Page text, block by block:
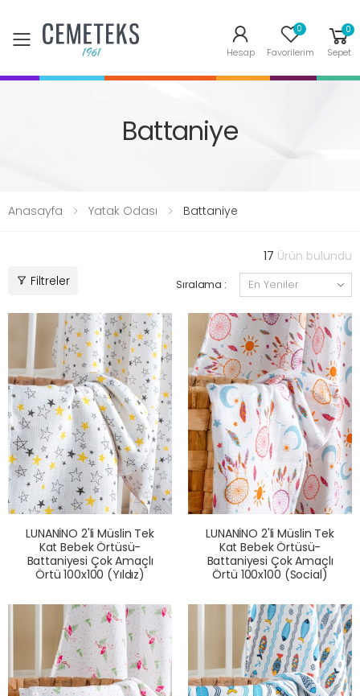
Toggle mobile menu
Hesap
0
Favorilerim
0
Sepet
Battaniye
Anasayfa Yatak Odası Battaniye
17 Ürün bulundu
Sıralama :
LUNANİNO 2'li Müslin Tek
Kat Bebek Örtüsü-
Battaniyesi Çok Amaçlı
Örtü 100x100 (Yıldız)
LUNANİNO 2'li Müslin Tek
Kat Bebek Örtüsü-
Battaniyesi Çok Amaçlı
Örtü 100x100 (Social)
Filtreler